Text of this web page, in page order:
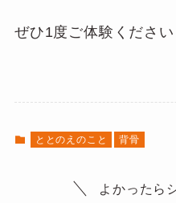
ぜひ1度ご体験ください
ととのえのこと 背骨
よかったら